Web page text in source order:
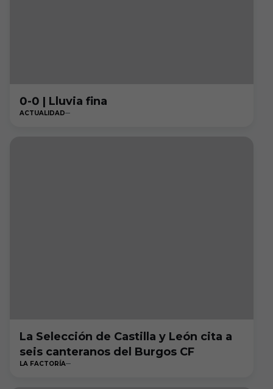
0-0 | Lluvia fina
ACTUALIDAD
La Selección de Castilla y León cita a
seis canteranos del Burgos CF
LA FACTORÍA